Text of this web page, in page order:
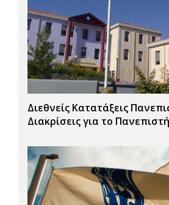
Διεθνείς Κατατάξεις
Διακρίσεις για το